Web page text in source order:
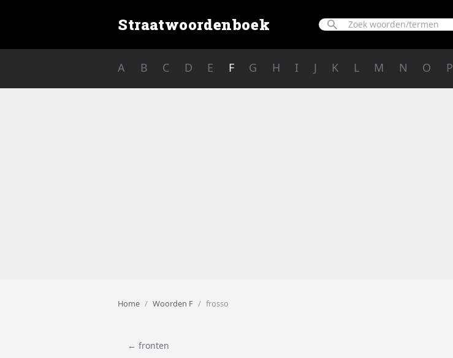
Straatwoordenboek
A B C D E F G H I J K L M N O P
Home Woorden F frosso
← fronten